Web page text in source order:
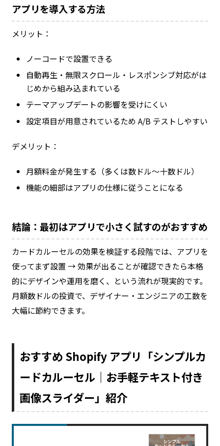
アプリを導入する方法
メリット：
ノーコードで設置できる
自動再生・無限スクロール・レスポンシブ対応がは
じめから組み込まれている
テーマアップデートの影響を受けにくい
設定項目が用意されているため A/B テストしやすい
デメリット：
月額料金が発生する（多くは数ドル〜十数ドル）
機能の細部はアプリの仕様に従うことになる
結論：最初はアプリで小さく試すのがおすすめ
カードカルーセルの効果を検証する段階では、アプリを
使ってまず設置 → 効果が出ることが確認できたら本格
的にデザインや運用を磨く、という流れが現実的です。
月額数ドルの投資で、デザイナー・エンジニアの工数を
大幅に節約できます。
おすすめ Shopify アプリ「シンプルカ
ードカルーセル｜お手軽テキスト付き
画像スライダー」紹介